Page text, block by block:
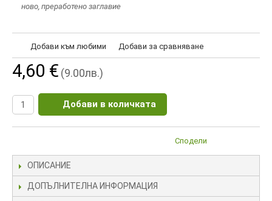
ново, преработено заглавие
Добави към любими Добави за сравняване
4,60 € (9.00лв.)
Добави в количката
Сподели
ОПИСАНИЕ
ДОПЪЛНИТЕЛНА ИНФОРМАЦИЯ